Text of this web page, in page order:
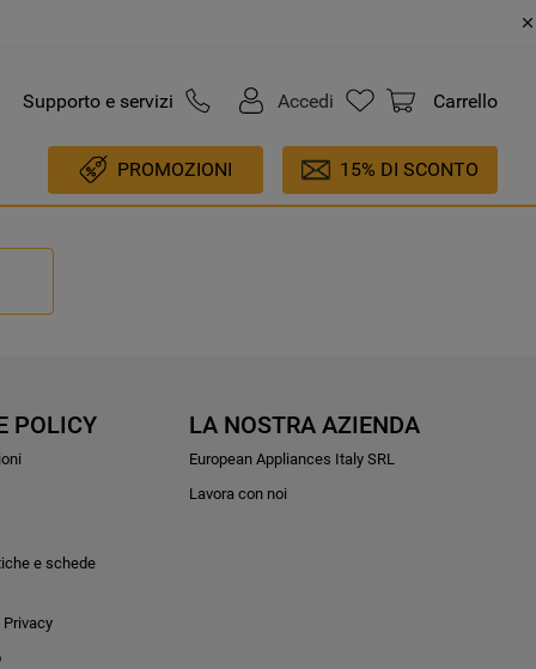
Supporto e servizi Accedi Carrello
PROMOZIONI 15% DI SCONTO
POLICY
e schede
LA NOSTRA AZIENDA
European Appliances Italy SRL
Lavora con noi